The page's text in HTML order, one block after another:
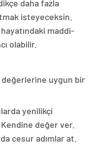
daha fazla
isteyeceksin.
maddi-
olabilir.
uygun bir
yenilikçi
değer ver.
cesur adımlar at.